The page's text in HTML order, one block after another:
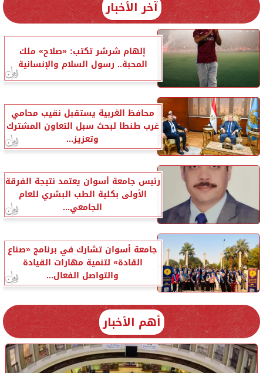
آخر الأخبار
إلهام شرشر تكتب: «صلاح» ملك
المحبة.. رسول السلام والإنسانية
محافظ الغربية يستقبل نقيب محامي
غرب طنطا لبحث سبل التعاون المشترك
وتعزيز...
رئيس جامعة أسوان يعتمد نتيجة الفرقة
الأولى بكلية الطب البشري للعام
الجامعي...
جامعة أسوان تشارك في برنامج «صناع
القادة» لتنمية مهارات القيادة
والتواصل الفعال...
أهم الأخبار